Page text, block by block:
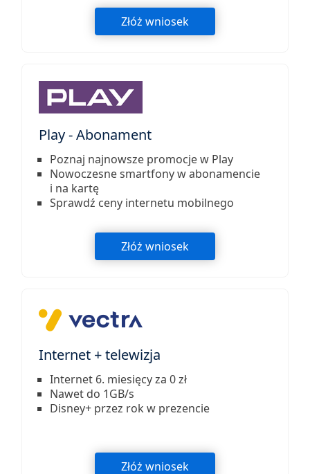
Złóż wniosek
Play - Abonament
Poznaj najnowsze promocje w Play
Nowoczesne smartfony w abonamencie
i na kartę
Sprawdź ceny internetu mobilnego
Złóż wniosek
Internet + telewizja
Internet 6. miesięcy za 0 zł
Nawet do 1GB/s
Disney+ przez rok w prezencie
Złóż wniosek